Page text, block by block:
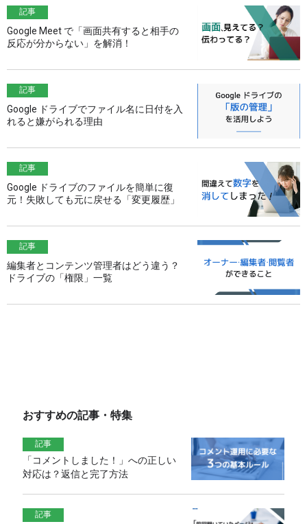
記事
Google Meet で「画面共有すると相手の
反応が分からない」を解消！
記事
Google ドライブでファイル名に日付を入
れると嫌がられる理由
記事
Google ドライブのファイルを簡単に復
元！失敗しても元に戻せる「変更履歴」
記事
編集者とコンテンツ管理者はどう違う？
ドライブの「権限」一覧
おすすめの記事・特集
記事
「コメントしました！」への正しい
対応は？返信と完了方法
記事